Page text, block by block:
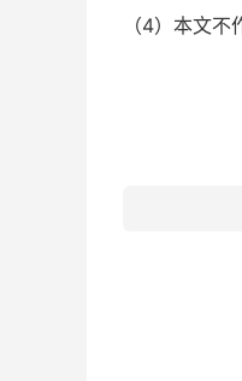
（4）本文